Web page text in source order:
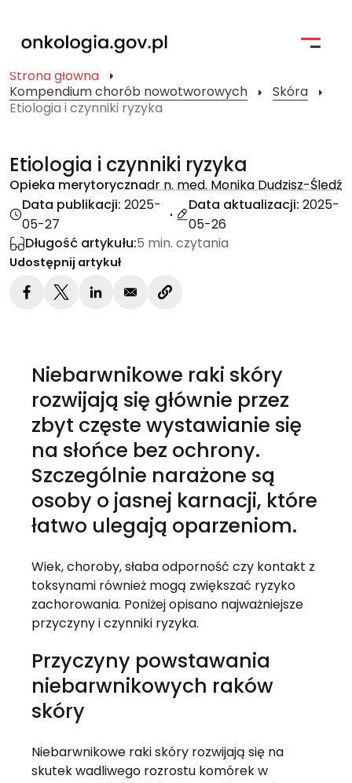
Strona główna
Pacjent i jego bliscy
Kompendium Chorób Nowotworowych
Badania kliniczne
Strona główna
Kompendium chorób nowotworowych
Skóra
Etiologia i czynniki ryzyka
Etiologia i czynniki ryzyka
Opieka merytorycznadr n. med. Monika Dudzisz-Śledź
Data publikacji:2025-
05-27
Data aktualizacji:2025-
05-26
Długość artykułu:5 min. czytania
Udostępnij artykuł
Niebarwnikowe raki skóry
rozwijają się głównie przez
zbyt częste wystawianie się
na słońce bez ochrony.
Szczególnie narażone są
osoby o jasnej karnacji, które
łatwo ulegają oparzeniom.
Wiek, choroby, słaba odporność czy kontakt z
toksynami również mogą zwiększać ryzyko
zachorowania. Poniżej opisano najważniejsze
przyczyny i czynniki ryzyka.
Przyczyny powstawania
niebarwnikowych raków
skóry
Niebarwnikowe raki skóry rozwijają się na
skutek wadliwego rozrostu komórek w